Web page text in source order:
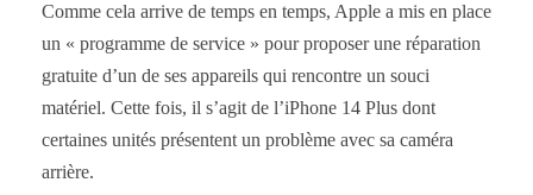
Comme cela arrive de temps en temps, Apple a mis en place
un « programme de service » pour proposer une réparation
gratuite d’un de ses appareils qui rencontre un souci
matériel. Cette fois, il s’agit de l’iPhone 14 Plus dont
certaines unités présentent un problème avec sa caméra
arrière.